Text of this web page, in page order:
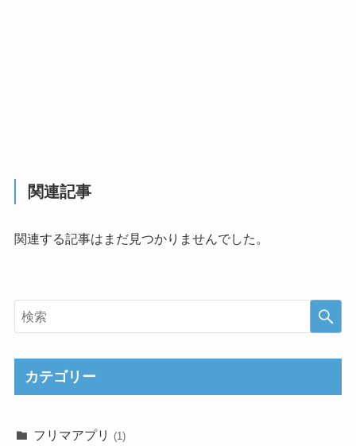
関連記事
関連する記事はまだ見つかりませんでした。
カテゴリー
フリマアプリ (1)